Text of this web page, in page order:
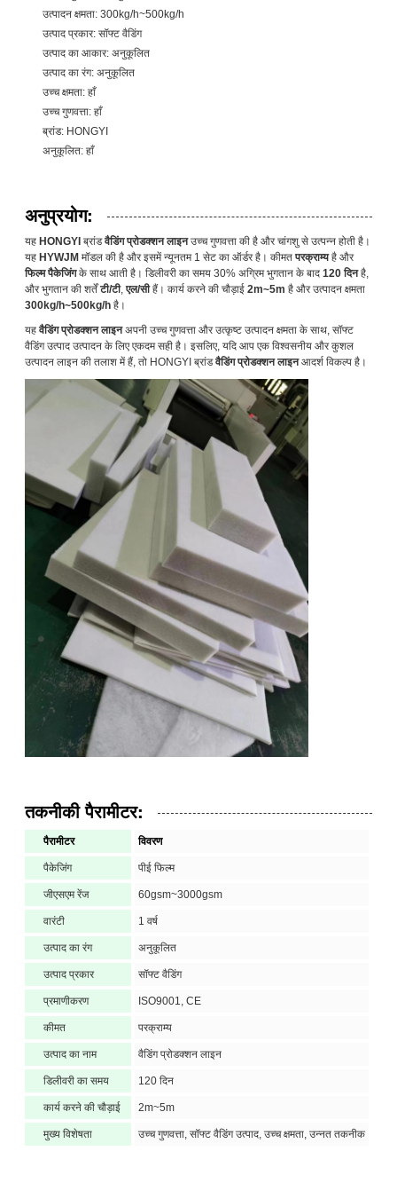
उत्पादन क्षमता: 300kg/h~500kg/h
उत्पाद प्रकार: सॉफ्ट वैडिंग
उत्पाद का आकार: अनुकूलित
उत्पाद का रंग: अनुकूलित
उच्च क्षमता: हाँ
उच्च गुणवत्ता: हाँ
ब्रांड: HONGYI
अनुकूलित: हाँ
अनुप्रयोग:
यह HONGYI ब्रांडवैडिंग प्रोडक्शन लाइनउच्च गुणवत्ता की है और चांगशु से उत्पन्न होती है।
यह HYWJM मॉडल की है और इसमें न्यूनतम 1 सेट का ऑर्डर है। कीमत परक्राम्यहै और
फिल्म पैकेजिंगके साथ आती है। डिलीवरी का समय 30% अग्रिम भुगतान के बाद 120 दिनहै,
और भुगतान की शर्तेंटी/टी, एल/सीहैं। कार्य करने की चौड़ाई 2m~5m है और उत्पादन क्षमता
300kg/h~500kg/h है।
यह वैडिंग प्रोडक्शन लाइनअपनी उच्च गुणवत्ता और उत्कृष्ट उत्पादन क्षमता के साथ, सॉफ्ट
वैडिंग उत्पाद उत्पादन के लिए एकदम सही है। इसलिए, यदि आप एक विश्वसनीय और कुशल
उत्पादन लाइन की तलाश में हैं, तो HONGYI ब्रांडवैडिंग प्रोडक्शन लाइनआदर्श विकल्प है।
तकनीकी पैरामीटर:
पैरामीटर विवरण
पैकेजिंग पीई फिल्म
जीएसएम रेंज 60gsm~3000gsm
वारंटी 1 वर्ष
उत्पाद का रंग अनुकूलित
उत्पाद प्रकार सॉफ्ट वैडिंग
प्रमाणीकरण ISO9001, CE
कीमत परक्राम्य
उत्पाद का नाम वैडिंग प्रोडक्शन लाइन
डिलीवरी का समय 120 दिन
कार्य करने की चौड़ाई 2m~5m
मुख्य विशेषता उच्च गुणवत्ता, सॉफ्ट वैडिंग उत्पाद, उच्च क्षमता, उन्नत तकनीक